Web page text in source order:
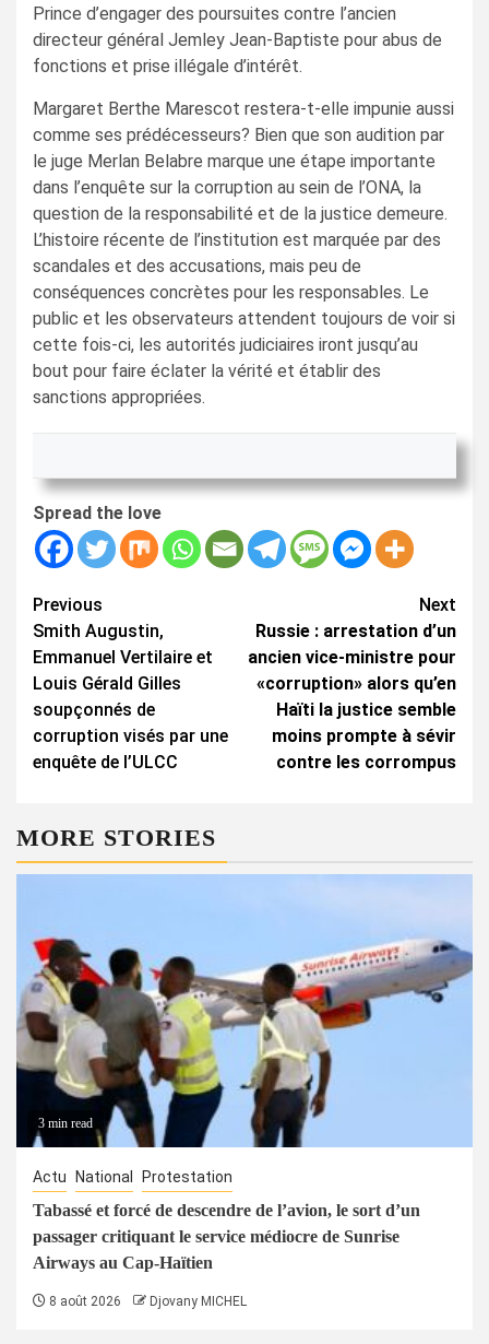
Prince d’engager des poursuites contre l’ancien
directeur général Jemley Jean-Baptiste pour abus de
fonctions et prise illégale d’intérêt.
Margaret Berthe Marescot restera-t-elle impunie aussi
comme ses prédécesseurs? Bien que son audition par
le juge Merlan Belabre marque une étape importante
dans l’enquête sur la corruption au sein de l’ONA, la
question de la responsabilité et de la justice demeure.
L’histoire récente de l’institution est marquée par des
scandales et des accusations, mais peu de
conséquences concrètes pour les responsables. Le
public et les observateurs attendent toujours de voir si
cette fois-ci, les autorités judiciaires iront jusqu’au
bout pour faire éclater la vérité et établir des
sanctions appropriées.
Spread the love
Continue
Reading
Previous
Smith Augustin,
Emmanuel Vertilaire et
Louis Gérald Gilles
soupçonnés de
corruption visés par une
enquête de l’ULCC
Next
Russie : arrestation d’un
ancien vice-ministre pour
«corruption» alors qu’en
Haïti la justice semble
moins prompte à sévir
contre les corrompus
MORE STORIES
3 min read
Actu National Protestation
Tabassé et forcé de descendre de l’avion, le sort d’un
passager critiquant le service médiocre de Sunrise
Airways au Cap-Haïtien
8 août 2026 Djovany MICHEL